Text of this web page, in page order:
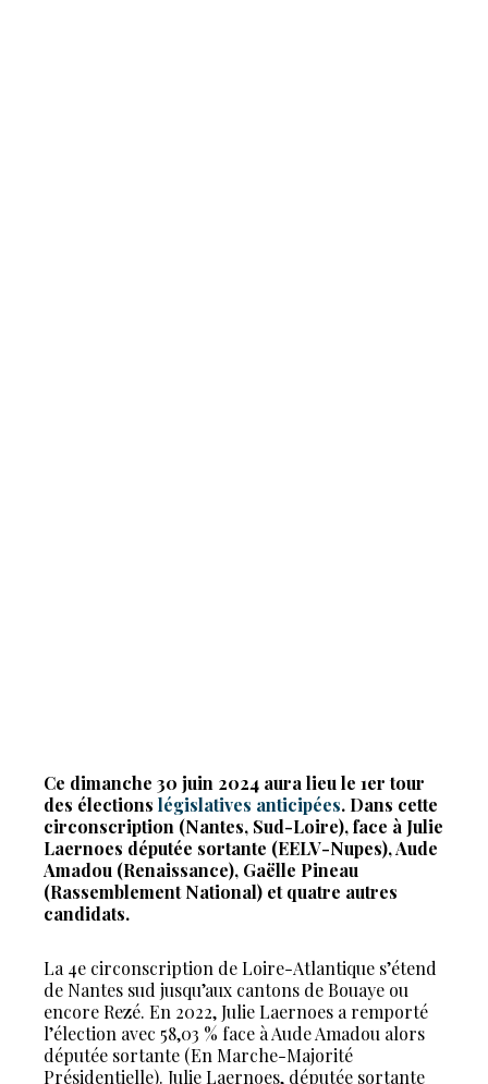
Ce dimanche 30 juin 2024 aura lieu le 1er tour
des élections législatives anticipées. Dans cette
circonscription (Nantes, Sud-Loire), face à Julie
Laernoes députée sortante (EELV-Nupes), Aude
Amadou (Renaissance), Gaëlle Pineau
(Rassemblement National) et quatre autres
candidats.
La 4e circonscription de Loire-Atlantique s’étend
de Nantes sud jusqu’aux cantons de Bouaye ou
encore Rezé. En 2022, Julie Laernoes a remporté
l’élection avec 58,03 % face à Aude Amadou alors
députée sortante (En Marche-Majorité
Présidentielle). Julie Laernoes, députée sortante